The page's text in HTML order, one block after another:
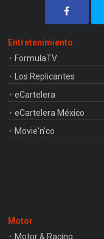
Entretenimiento
FormulaTV
Los Replicantes
eCartelera
eCartelera México
Movie'n'co
Motor
Motor & Racing